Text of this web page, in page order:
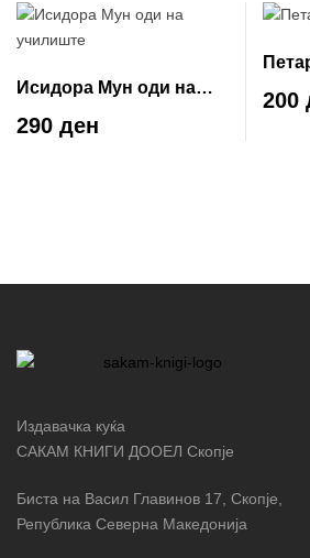
Исидора Мун оди на
училиште
290 ден
200
Издавачка куќа
САКАМ КНИГИ ДООЕЛ Скопје
Биста на Васил Главинов 17, Скопје,
Република Северна Македонија